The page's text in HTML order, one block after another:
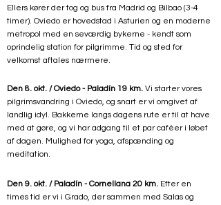
Ellers kører der tog og bus fra Madrid og Bilbao (3-4
timer). Oviedo er hovedstad i Asturien og en moderne
metropol med en seværdig bykerne - kendt som
oprindelig station for pilgrimme. Tid og sted for
velkomst aftales nærmere.
Den 8. okt. / Oviedo - Paladín 19 km. Vi starter vores
pilgrimsvandring i Oviedo, og snart er vi omgivet af
landlig idyl. Bakkerne langs dagens rute er til at have
med at gøre, og vi har adgang til et par caféer i løbet
af dagen. Mulighed for yoga, afspænding og
meditation.
Den 9. okt. / Paladín - Cornellana 20 km. Efter en
times tid er vi i Grado, der sammen med Salas og